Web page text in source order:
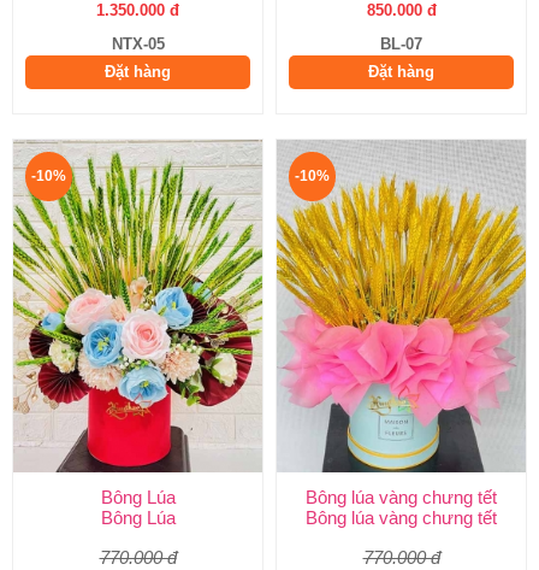
1.350.000 đ
NTX-05
Đặt hàng
850.000 đ
BL-07
Đặt hàng
-10%
Bông Lúa
Bông Lúa
770.000 đ
-10%
Bông lúa vàng chưng tết
Bông lúa vàng chưng tết
770.000 đ